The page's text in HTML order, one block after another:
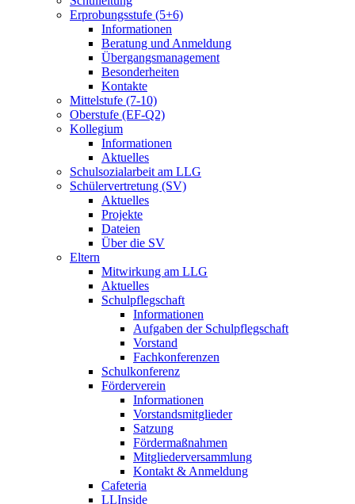
Erprobungsstufe (5+6)
Informationen
Beratung und Anmeldung
Übergangsmanagement
Besonderheiten
Kontakte
Mittelstufe (7-10)
Oberstufe (EF-Q2)
Kollegium
Informationen
Aktuelles
Schulsozialarbeit am LLG
Schülervertretung (SV)
Aktuelles
Projekte
Dateien
Über die SV
Eltern
Mitwirkung am LLG
Aktuelles
Schulpflegschaft
Informationen
Aufgaben der Schulpflegschaft
Vorstand
Fachkonferenzen
Schulkonferenz
Förderverein
Informationen
Vorstandsmitglieder
Satzung
Fördermaßnahmen
Mitgliederversammlung
Kontakt & Anmeldung
Cafeteria
LLInside